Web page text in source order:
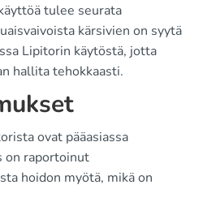
tulee seurata
kärsivien on syytä
Lipitorin käytöstä, jotta
hallita tehokkaasti.
ovat pääasiassa
on raportoinut
hoidon myötä, mikä on